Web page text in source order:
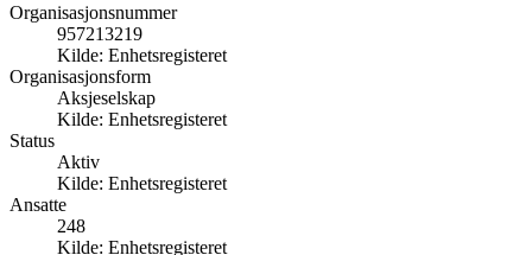
Organisasjonsnummer
957213219
Kilde: Enhetsregisteret
Organisasjonsform
Aksjeselskap
Kilde: Enhetsregisteret
Status
Aktiv
Kilde: Enhetsregisteret
Ansatte
248
Kilde: Enhetsregisteret